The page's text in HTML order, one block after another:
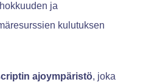
ja
kulutuksen
ajoympäristö, joka